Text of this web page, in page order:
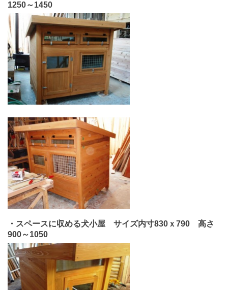
1250～1450
・スペースに収める犬小屋 サイズ内寸830ｘ790 高さ
900～1050